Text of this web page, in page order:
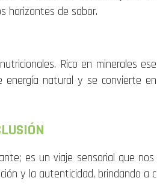
horizontes de sabor.
Rico en minerales
natural y se convierte
es un viaje sensorial que
y la autenticidad, brindando a